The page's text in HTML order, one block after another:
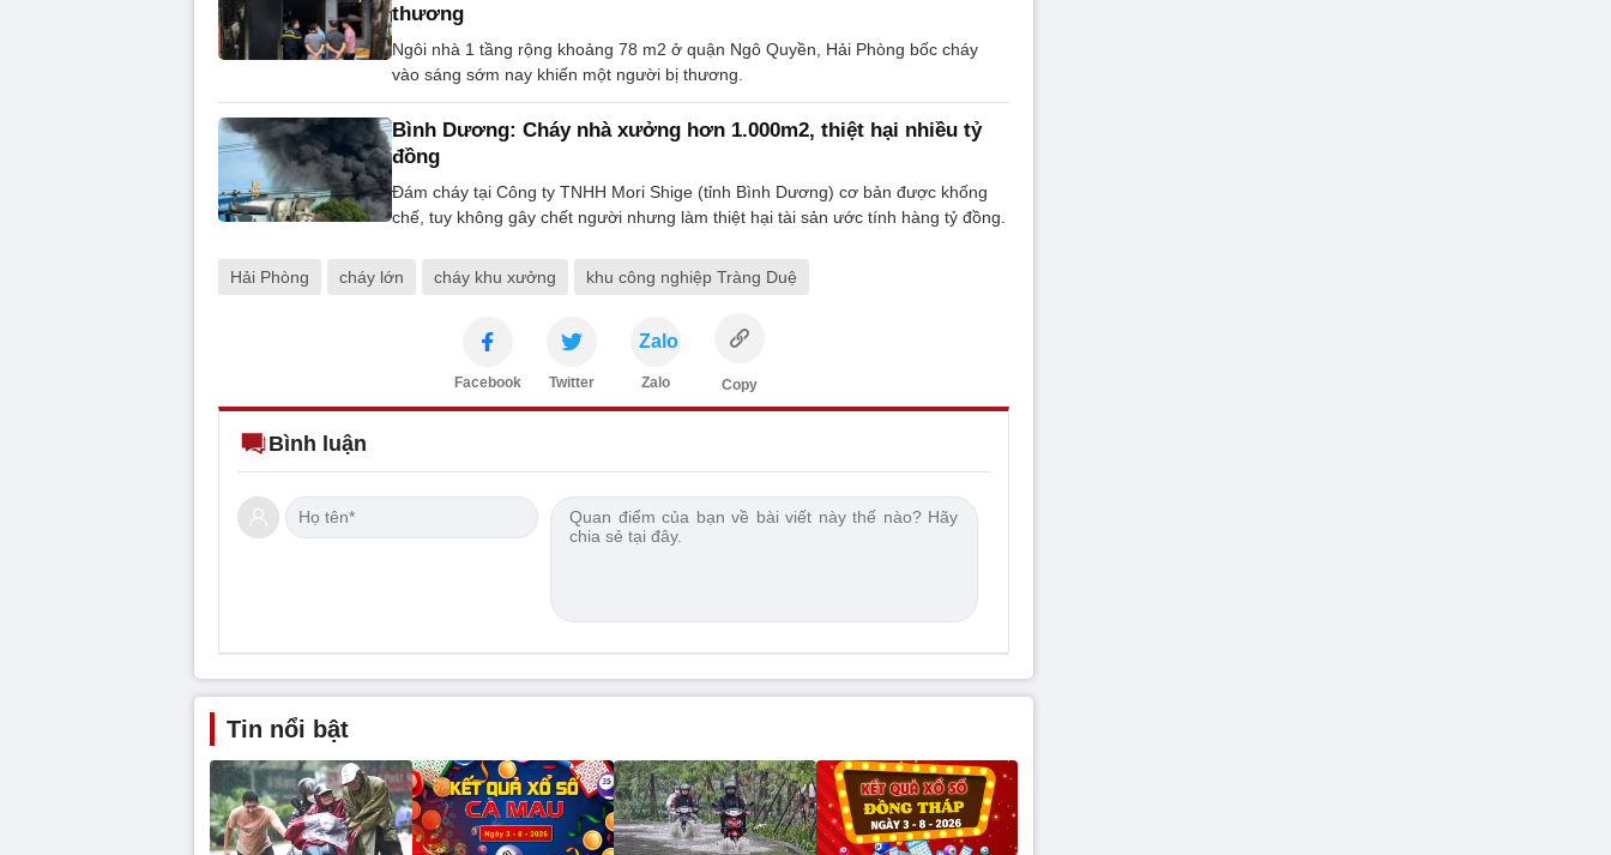
thương
Ngôi nhà 1 tầng rộng khoảng 78 m2 ở quận Ngô Quyền, Hải Phòng bốc cháy
vào sáng sớm nay khiến một người bị thương.
Bình Dương: Cháy nhà xưởng hơn 1.000m2, thiệt hại nhiều tỷ
đồng
Đám cháy tại Công ty TNHH Mori Shige (tỉnh Bình Dương) cơ bản được khống
chế, tuy không gây chết người nhưng làm thiệt hại tài sản ước tính hàng tỷ đồng.
Hải Phòng cháy lớn cháy khu xưởng khu công nghiệp Tràng Duệ
Facebook Twitter
Zalo
Zalo Copy
Bình luận
Tin nổi bật